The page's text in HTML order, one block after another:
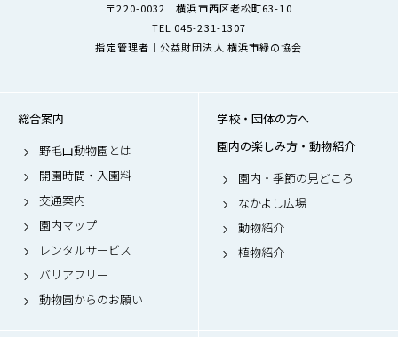
〒220-0032 横浜市西区老松町63-10
TEL 045-231-1307
指定管理者｜公益財団法人 横浜市緑の協会
総合案内
野毛山動物園とは
開園時間・入園料
交通案内
園内マップ
レンタルサービス
バリアフリー
動物園からのお願い
学校・団体の方へ
園内の楽しみ方・動物紹介
園内・季節の見どころ
なかよし広場
動物紹介
植物紹介